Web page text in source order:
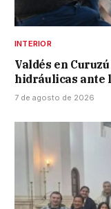
INTERIOR
Valdés en
hidráulicas ante
7 de agosto de 2026